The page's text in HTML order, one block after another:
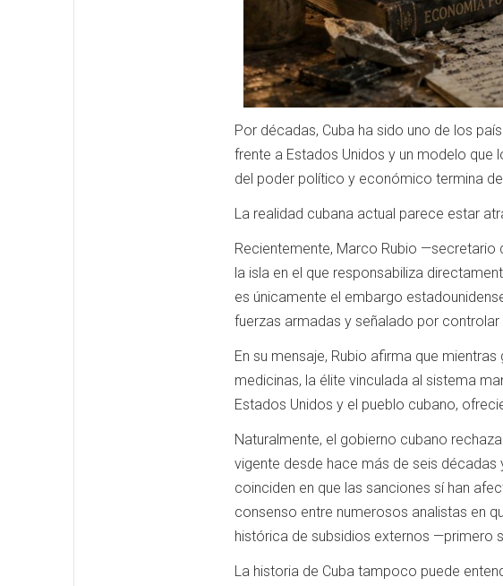
Por décadas, Cuba ha sido uno de los
frente a Estados Unidos y un modelo
del poder político y económico termina
La realidad cubana actual parece estar
Recientemente, Marco Rubio —secretario
la isla en el que responsabiliza
es únicamente el embargo
fuerzas armadas y señalado por
En su mensaje, Rubio afirma que
medicinas, la élite vinculada al sistema
Estados Unidos y el pueblo cubano,
Naturalmente, el gobierno cubano
vigente desde hace más de seis
coinciden en que las sanciones sí han
consenso entre numerosos analistas en
histórica de subsidios externos —primero
La historia de Cuba tampoco puede